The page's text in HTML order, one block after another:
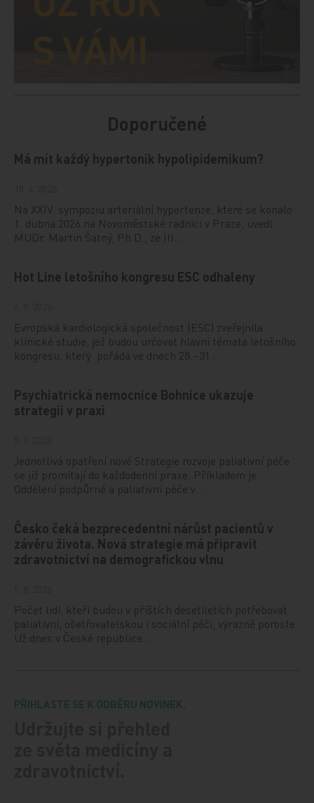
Doporučené
Má mít každý hypertonik hypolipidemikum?
Na XXIV. sympoziu arteriální hypertenze, které se konalo
1. dubna 2026 na Novoměstské radnici v Praze, uvedl
MUDr. Martin Šatný, Ph.D., ze III.…
Hot Line letošního kongresu ESC odhaleny
Evropská kardiologická společnost (ESC) zveřejnila
klinické studie, jež budou určovat hlavní témata letošního
kongresu, který pořádá ve dnech 28.–31…
Psychiatrická nemocnice Bohnice ukazuje
strategii v praxi
Jednotlivá opatření nové Strategie rozvoje paliativní péče
se již promítají do každodenní praxe. Příkladem je
Oddělení podpůrné a paliativní péče v…
Česko čeká bezprecedentní nárůst pacientů v
závěru života. Nová strategie má připravit
zdravotnictví na demografickou vlnu
Počet lidí, kteří budou v příštích desetiletích potřebovat
paliativní, ošetřovatelskou i sociální péči, výrazně poroste.
Už dnes v České republice…
PŘIHLASTE SE K ODBĚRU NOVINEK.